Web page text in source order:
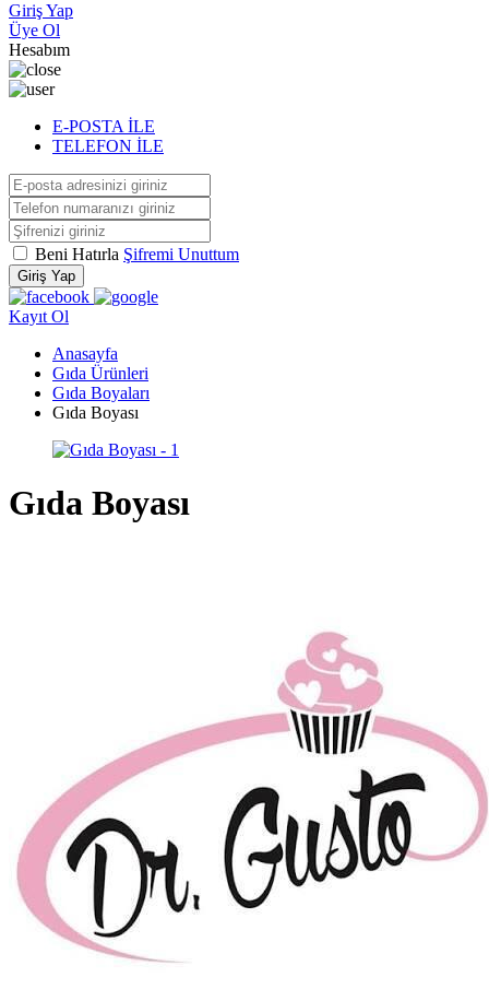
Giriş Yap
Üye Ol
Hesabım
E-POSTA İLE
TELEFON İLE
Beni Hatırla Şifremi Unuttum
Giriş Yap
Kayıt Ol
Anasayfa
Gıda Ürünleri
Gıda Boyaları
Gıda Boyası
Gıda Boyası